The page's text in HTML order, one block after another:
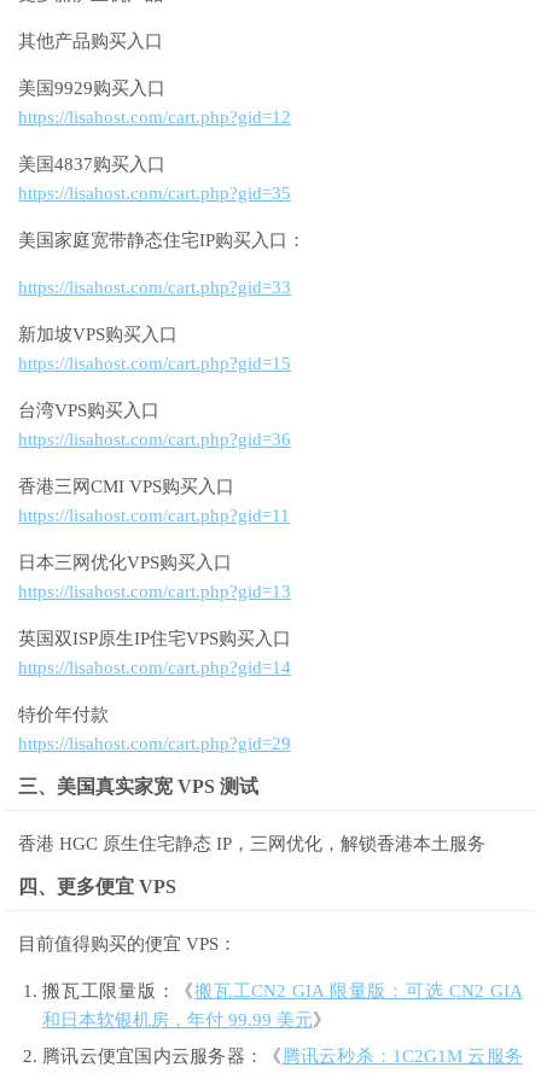
其他产品购买入口
美国9929购买入口
https://lisahost.com/cart.php?gid=12
美国4837购买入口
https://lisahost.com/cart.php?gid=35
美国家庭宽带静态住宅IP购买入口：
https://lisahost.com/cart.php?gid=33
新加坡VPS购买入口
https://lisahost.com/cart.php?gid=15
台湾VPS购买入口
https://lisahost.com/cart.php?gid=36
香港三网CMI VPS购买入口
https://lisahost.com/cart.php?gid=11
日本三网优化VPS购买入口
https://lisahost.com/cart.php?gid=13
英国双ISP原生IP住宅VPS购买入口
https://lisahost.com/cart.php?gid=14
特价年付款
https://lisahost.com/cart.php?gid=29
三、美国真实家宽 VPS 测试
香港 HGC 原生住宅静态 IP，三网优化，解锁香港本土服务
四、更多便宜 VPS
目前值得购买的便宜 VPS：
搬瓦工限量版：《搬瓦工CN2 GIA 限量版：可选 CN2 GIA
和日本软银机房，年付 99.99 美元》
腾讯云便宜国内云服务器：《 腾讯云秒杀：1C2G1M 云服务